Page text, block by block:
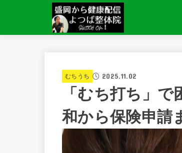
むちうち 2025.11.02
「むち打ち」
和から保険申請